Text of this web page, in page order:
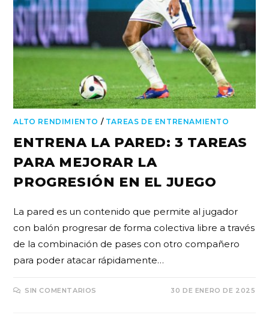
ALTO RENDIMIENTO / TAREAS DE ENTRENAMIENTO
ENTRENA LA PARED: 3 TAREAS
PARA MEJORAR LA
PROGRESIÓN EN EL JUEGO
La pared es un contenido que permite al jugador
con balón progresar de forma colectiva libre a través
de la combinación de pases con otro compañero
para poder atacar rápidamente…
SIN COMENTARIOS 30 DE ENERO DE 2025